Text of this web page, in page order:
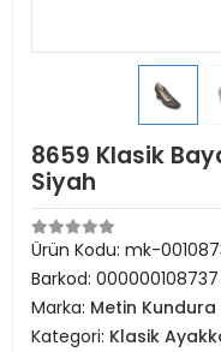
8659 Klasik
Siyah
Ürün Kodu: mk-
Barkod: 000000108737
Marka: Metin Kundura
Kategori: Klasik